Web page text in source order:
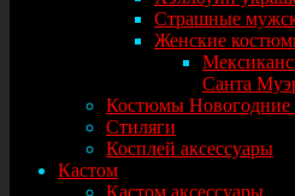
Страшные
Женские
Санта
Костюмы Новогодние
Стиляги
Косплей аксессуары
Кастом
Кастом аксессуары